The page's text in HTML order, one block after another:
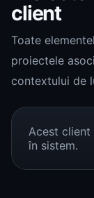
client
Toate
proiectele
contextului de
Acest client
în sistem.